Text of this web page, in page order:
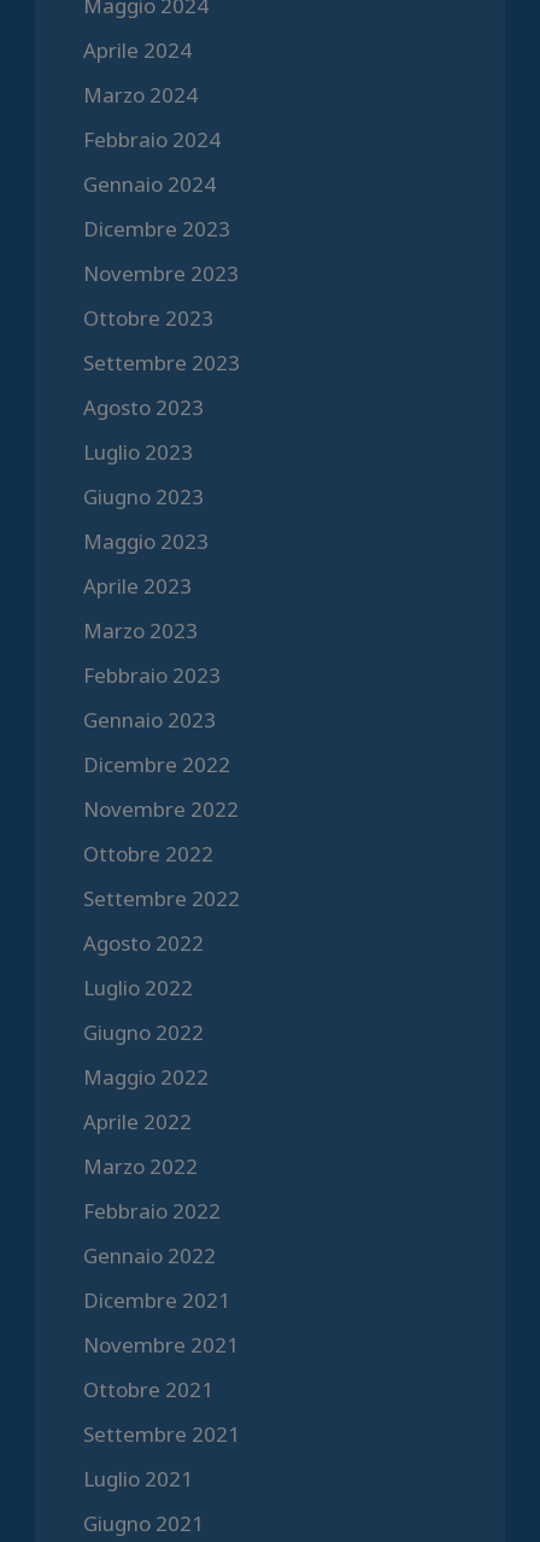
Aprile 2024
Marzo 2024
Febbraio 2024
Gennaio 2024
Dicembre 2023
Novembre 2023
Ottobre 2023
Settembre 2023
Agosto 2023
Luglio 2023
Giugno 2023
Maggio 2023
Aprile 2023
Marzo 2023
Febbraio 2023
Gennaio 2023
Dicembre 2022
Novembre 2022
Ottobre 2022
Settembre 2022
Agosto 2022
Luglio 2022
Giugno 2022
Maggio 2022
Aprile 2022
Marzo 2022
Febbraio 2022
Gennaio 2022
Dicembre 2021
Novembre 2021
Ottobre 2021
Settembre 2021
Luglio 2021
Giugno 2021